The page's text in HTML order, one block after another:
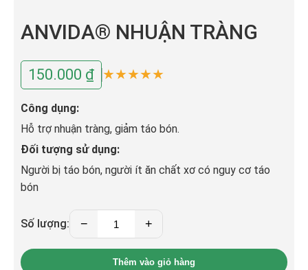
ANVIDA® NHUẬN TRÀNG
150.000 ₫ ★★★★★
Công dụng:
Hỗ trợ nhuận tràng, giảm táo bón.
Đối tượng sử dụng:
Người bị táo bón, người ít ăn chất xơ có nguy cơ táo
bón
Số lượng: −
nhuận
tràng
+
Thêm vào giỏ hàng